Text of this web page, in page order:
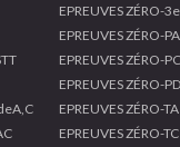
EPREUVES ZÉRO-3e
EPREUVES ZÉRO-PA
EPREUVES ZÉRO-PC
EPREUVES ZÉRO-PD
EPREUVES ZÉRO-TA
EPREUVES ZÉRO-TC